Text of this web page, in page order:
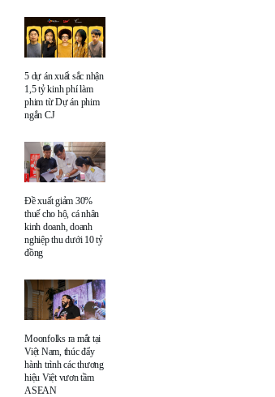
5 dự án xuất sắc nhận
1,5 tỷ kinh phí làm
phim từ Dự án phim
ngắn CJ
Đề xuất giảm 30%
thuế cho hộ, cá nhân
kinh doanh, doanh
nghiệp thu dưới 10 tỷ
đồng
Moonfolks ra mắt tại
Việt Nam, thúc đẩy
hành trình các thương
hiệu Việt vươn tầm
ASEAN